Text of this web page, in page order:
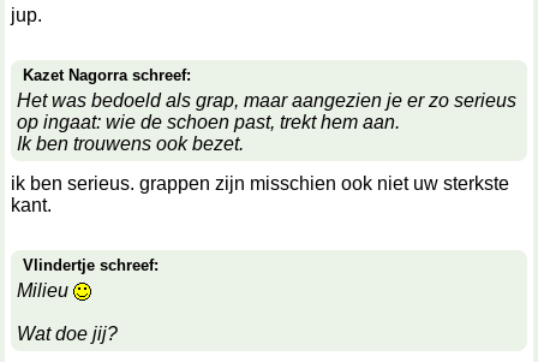
jup.
Kazet Nagorra schreef:
Het was bedoeld als grap, maar aangezien je er zo serieus
op ingaat: wie de schoen past, trekt hem aan.
Ik ben trouwens ook bezet.
ik ben serieus. grappen zijn misschien ook niet uw sterkste
kant.
Vlindertje schreef:
Milieu
Wat doe jij?